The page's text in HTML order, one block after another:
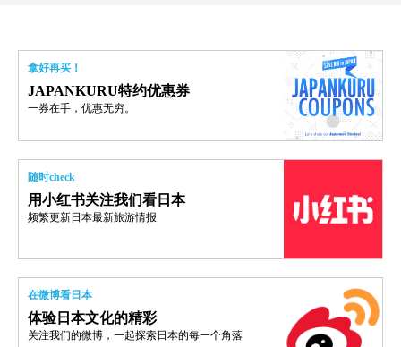
拿好再买！
JAPANKURU特约优惠券
一券在手，优惠无穷。
随时check
用小红书关注我们看日本
频繁更新日本最新旅游情报
在微博看日本
体验日本文化的精彩
关注我们的微博，一起探索日本的每一个角落